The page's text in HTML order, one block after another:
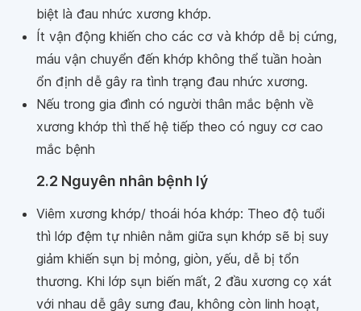
biệt là đau nhức xương khớp.
Ít vận động khiến cho các cơ và khớp dễ bị cứng,
máu vận chuyển đến khớp không thể tuần hoàn
ổn định dễ gây ra tình trạng đau nhức xương.
Nếu trong gia đình có người thân mắc bệnh về
xương khớp thì thế hệ tiếp theo có nguy cơ cao
mắc bệnh
2.2 Nguyên nhân bệnh lý
Viêm xương khớp/ thoái hóa khớp: Theo độ tuổi
thì lớp đệm tự nhiên nằm giữa sụn khớp sẽ bị suy
giảm khiến sụn bị mỏng, giòn, yếu, dễ bị tổn
thương. Khi lớp sụn biến mất, 2 đầu xương cọ xát
với nhau dễ gây sưng đau, không còn linh hoạt,